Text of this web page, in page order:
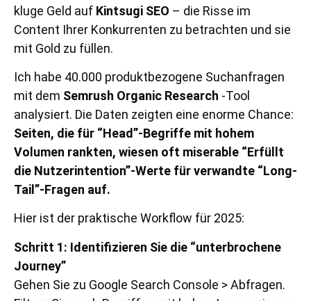
kluge Geld auf Kintsugi SEO – die Risse im
Content Ihrer Konkurrenten zu betrachten und sie
mit Gold zu füllen.
Ich habe 40.000 produktbezogene Suchanfragen
mit dem Semrush Organic Research -Tool
analysiert. Die Daten zeigten eine enorme Chance:
Seiten, die für “Head”-Begriffe mit hohem
Volumen rankten, wiesen oft miserable “Erfüllt
die Nutzerintention”-Werte für verwandte “Long-
Tail”-Fragen auf.
Hier ist der praktische Workflow für 2025:
Schritt 1: Identifizieren Sie die “unterbrochene
Journey”
Gehen Sie zu Google Search Console > Abfragen.